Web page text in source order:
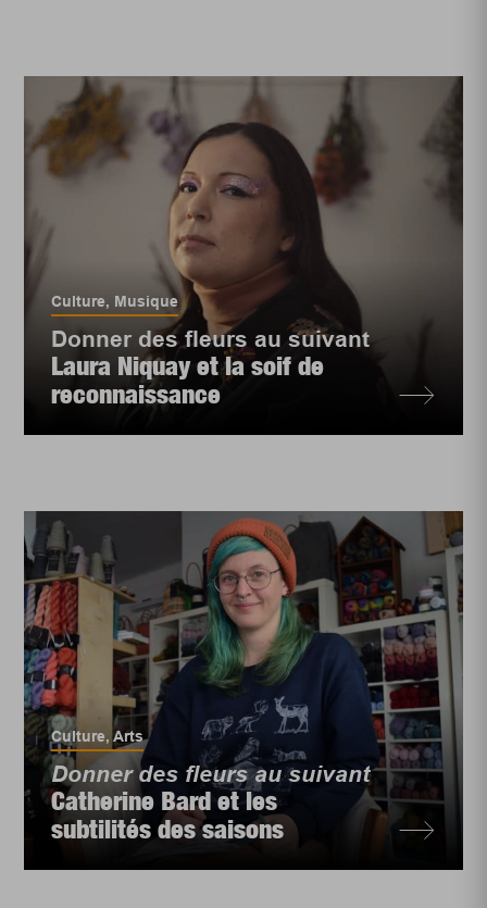
Culture, Musique
Donner des fleurs au suivant
Laura Niquay et la soif de
reconnaissance
Culture,Arts
Donner des fleurs au suivant
Catherine Bard et les
subtilités des saisons